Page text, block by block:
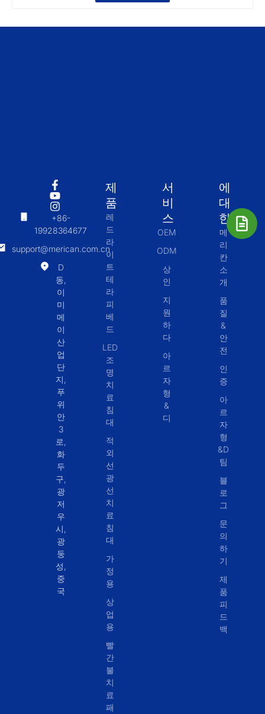
+86-
19928364677
support@merican.com.cn
D
동,
이
미
메
이
산
업
단
지,
푸
위
안
3
로,
화
두
구,
광
저
우
시,
광
둥
성,
중
국
제
품
레
드
라
이
트
테
라
피
베
드
LED
조
명
치
료
침
대
적
외
선
광
선
치
료
침
대
가
정
용
상
업
용
빨
간
불
치
료
패
서
비
스
OEM
ODM
상
인
지
원
하
다
아
르
자
형
&
디
에
대
한
메
리
칸
소
개
품
질
&
안
전
인
증
아
르
자
형
&D
팀
블
로
그
문
의
하
기
제
품
피
드
백